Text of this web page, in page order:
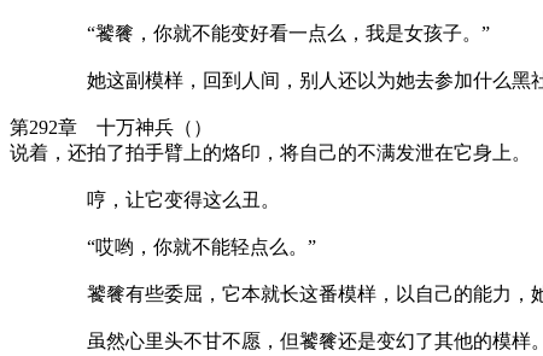
“饕餮，你就不能变好看一点么，我是女孩子。”
她这副模样，回到人间，别人还以为她去参加什么黑社
第292章 十万神兵（）
说着，还拍了拍手臂上的烙印，将自己的不满发泄在它身上。
哼，让它变得这么丑。
“哎哟，你就不能轻点么。”
饕餮有些委屈，它本就长这番模样，以自己的能力，她
虽然心里头不甘不愿，但饕餮还是变幻了其他的模样。